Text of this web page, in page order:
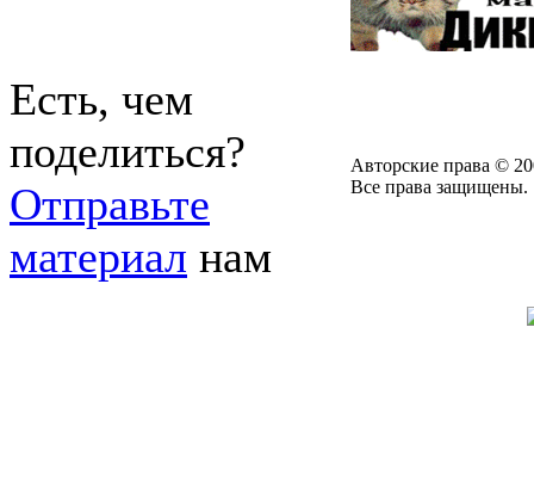
Есть, чем
поделиться?
Отправьте
материал нам
Авторские права ©
Все права защищены.